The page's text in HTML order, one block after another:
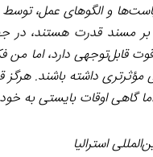
و الگوهای عمل،
بر مسند قدرت هستند،
قابل‌توجهی دارد، اما
مؤثرتری داشته باشند.
گاهی اوقات بایستی به
استرالیا